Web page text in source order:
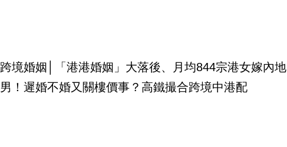
跨境婚姻│「港港婚姻」大落後、月均844宗港女嫁內地
男！遲婚不婚又關樓價事？高鐵撮合跨境中港配